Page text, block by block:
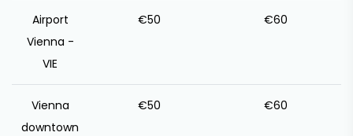
Airport
Vienna -
VIE
€50 €60
Vienna
downtown
€50 €60